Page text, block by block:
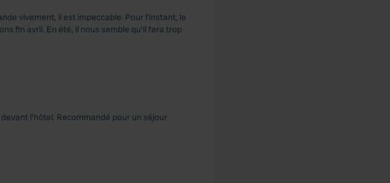
vivement, il est impeccable. Pour l'instant, le
fin avril. En été, il nous semble qu'il fera trop
l'hôtel. Recommandé pour un séjour